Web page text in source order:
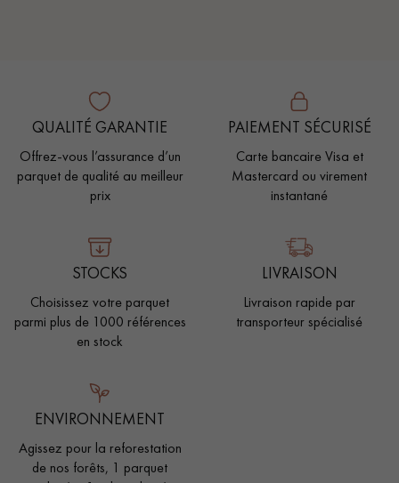
QUALITÉ GARANTIE
Offrez-vous l’assurance d’un
parquet de qualité au meilleur
prix
PAIEMENT SÉCURISÉ
Carte bancaire Visa et
Mastercard ou virement
instantané
STOCKS
Choisissez votre parquet
parmi plus de 1000 références
en stock
LIVRAISON
Livraison rapide par
transporteur spécialisé
ENVIRONNEMENT
Agissez pour la reforestation
de nos forêts, 1 parquet